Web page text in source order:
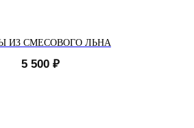
ИЗ СМЕСОВОГО ЛЬНА
5 500 ₽